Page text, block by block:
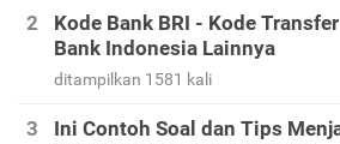
Kode Bank BRI - Kode
Bank Indonesia Lainnya
ditampilkan 1581 kali
Ini Contoh Soal dan Tips